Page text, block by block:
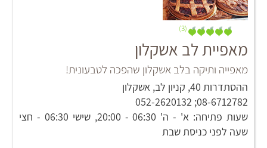
(3)
מאפיית לב אשקלון
מאפייה ותיקה בלב אשקלון שהפכה לטבעונית!
ההסתדרות 40, קניון לב, אשקלון
08-6712782; 052-2620132
שעות פתיחה: א' - ה' 06:30 - 20:00, שישי 06:30 - חצי
שעה לפני כניסת שבת